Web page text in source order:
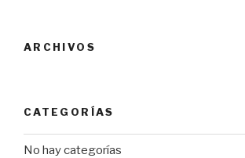
ARCHIVOS
CATEGORÍAS
No hay categorías